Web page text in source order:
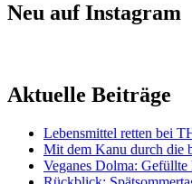
Neu auf Instagram
Aktuelle Beiträge
Lebensmittel retten bei
Mit dem Kanu durch die
Veganes Dolma: